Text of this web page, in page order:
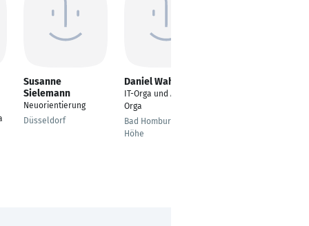
Susanne
Sielemann
Neuorientierung
Düsseldorf
Daniel Wahl
IT-Orga und Allgemein
Orga
Bad Homburg vor der
Höhe